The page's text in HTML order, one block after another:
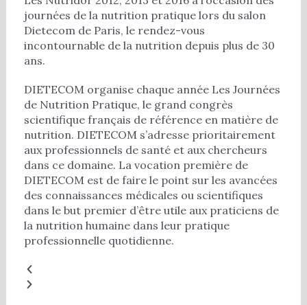
journées de la nutrition pratique lors du salon
Dietecom de Paris, le rendez-vous
incontournable de la nutrition depuis plus de 30
ans.
DIETECOM organise chaque année Les Journées
de Nutrition Pratique, le grand congrès
scientifique français de référence en matière de
nutrition. DIETECOM s’adresse prioritairement
aux professionnels de santé et aux chercheurs
dans ce domaine. La vocation première de
DIETECOM est de faire le point sur les avancées
des connaissances médicales ou scientifiques
dans le but premier d’être utile aux praticiens de
la nutrition humaine dans leur pratique
professionnelle quotidienne.